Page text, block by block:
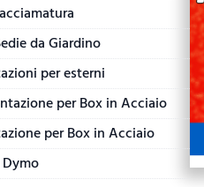
da Giardino
per esterni
per Box in Acciaio
per Box in Acciaio